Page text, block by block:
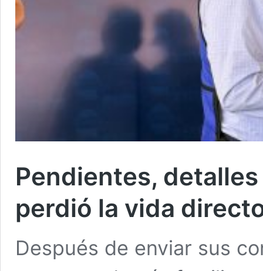
Pendientes,
perdió la vida
Después de enviar sus